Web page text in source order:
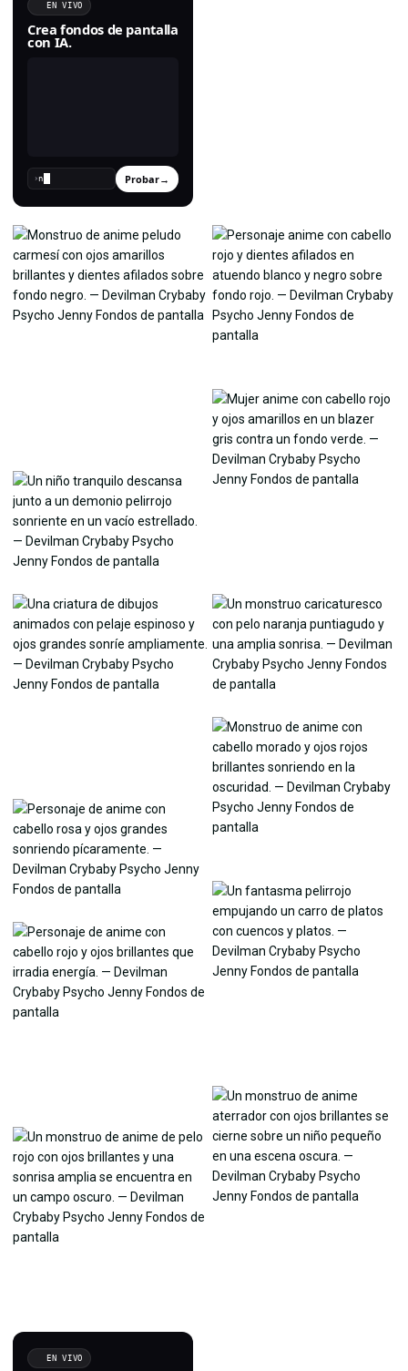
EN VIVO
Crea fondos de pantalla
con IA.
› Probar→
EN VIVO